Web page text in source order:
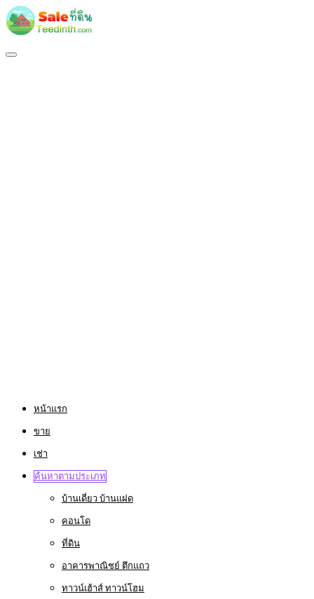
หน้าแรก
ขาย
เช่า
ค้นหาตามประเภท
บ้านเดี่ยว บ้านแฝด
คอนโด
ที่ดิน
อาคารพาณิชย์ ตึกแถว
ทาวน์เฮ้าส์ ทาวน์โฮม